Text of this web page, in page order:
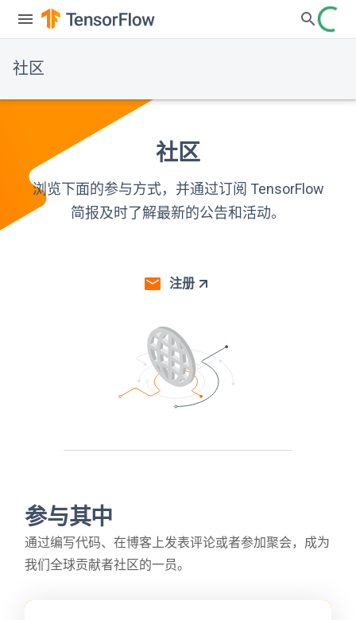
社区
社区
浏览下面的参与方式，并通过订阅 TensorFlow
简报及时了解最新的公告和活动。
注册
参与其中
通过编写代码、在博客上发表评论或者参加聚会，成为
我们全球贡献者社区的一员。